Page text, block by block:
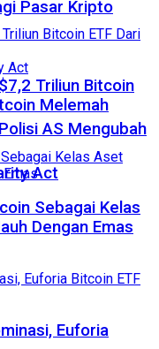
Pasar Kripto
AS Mengubah
Act
Triliun Bitcoin
Melemah
Sebagai Kelas
Dengan Emas
Euforia